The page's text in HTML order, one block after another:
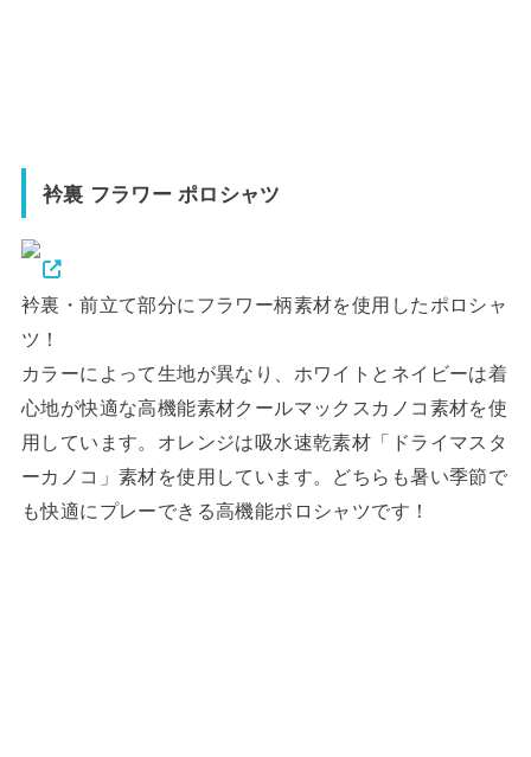
衿裏 フラワー ポロシャツ
衿裏・前立て部分にフラワー柄素材を使用したポロシャ
ツ！
カラーによって生地が異なり、ホワイトとネイビーは着
心地が快適な高機能素材クールマックスカノコ素材を使
用しています。オレンジは吸水速乾素材「ドライマスタ
ーカノコ」素材を使用しています。どちらも暑い季節で
も快適にプレーできる高機能ポロシャツです！